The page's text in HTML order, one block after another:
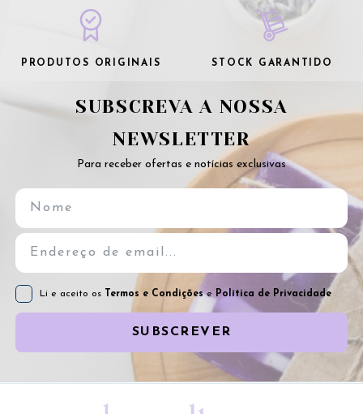
PRODUTOS ORIGINAIS STOCK GARANTIDO
SUBSCREVA A NOSSA
NEWSLETTER
Para receber ofertas e notícias exclusivas
Li e aceito os Termos e Condiçõese Política de Privacidade
SUBSCREVER